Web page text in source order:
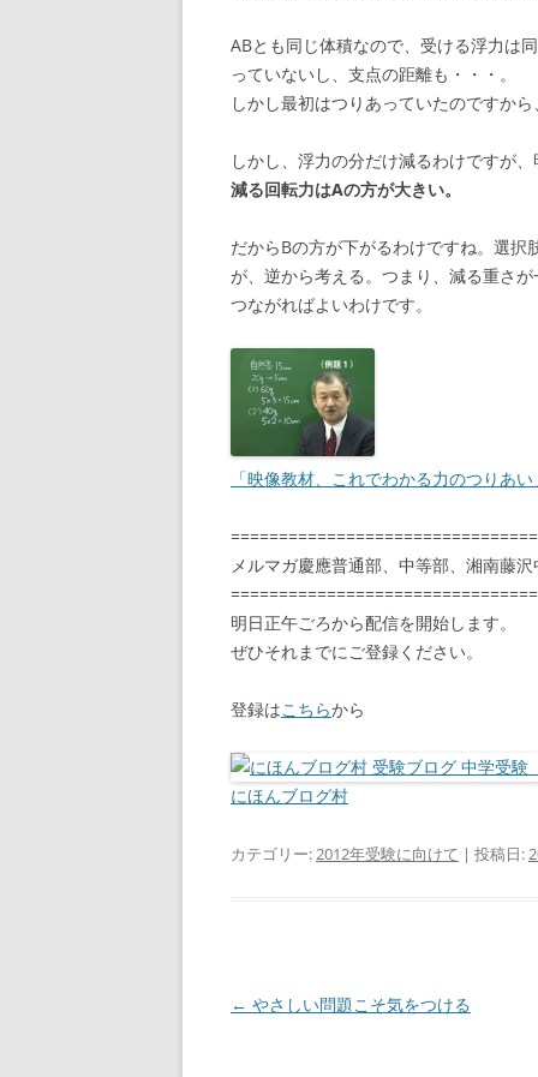
ABとも同じ体積なので、受ける浮力は
っていないし、支点の距離も・・・。
しかし最初はつりあっていたのですか
しかし、浮力の分だけ減るわけですが
減る回転力はAの方が大きい。
だからBの方が下がるわけですね。選
が、逆から考える。つまり、減る重さ
つながればよいわけです。
「映像教材、これでわかる力のつりあい
メルマガ慶應普通部、中等部、湘南藤
明日正午ごろから配信を開始します。
ぜひそれまでにご登録ください。
登録はこちらから
にほんブログ村
カテゴリー:2012年受験に向けて | 投稿日:
投
← やさしい問題こそ気をつける